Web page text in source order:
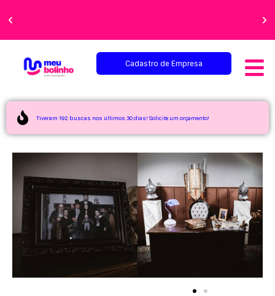
perfeita!
Cadastro de Empresa
Tiveram 192 buscas nos últimos 30 dias! Solicite um orçamento!